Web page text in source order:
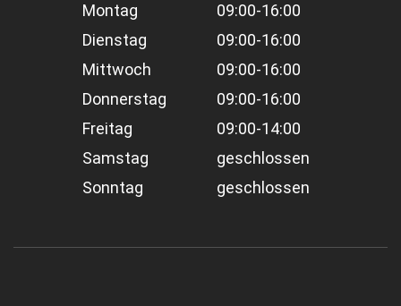
Montag
09:00-16:00
Dienstag
09:00-16:00
Mittwoch
09:00-16:00
Donnerstag
09:00-16:00
Freitag
09:00-14:00
Samstag
geschlossen
Sonntag
geschlossen